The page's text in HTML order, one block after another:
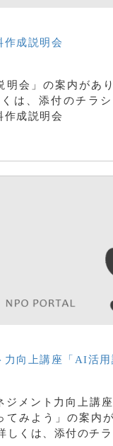
作成説明会
明会」の案内があ
は、添付のチラシ
作成説明会
向上講座「AI活用
ジメント力向上講
てみよう」の案内
しくは、添付のチ